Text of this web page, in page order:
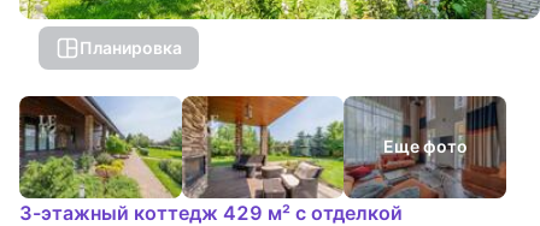
Планировка
Еще фото
3-этажный коттедж 429 м² с отделкой